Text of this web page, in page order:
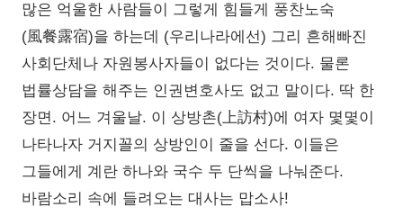
많은 억울한 사람들이 그렇게 힘들게 풍찬노숙
(風餐露宿)을 하는데 (우리나라에선) 그리 흔해빠진
사회단체나 자원봉사자들이 없다는 것이다. 물론
법률상담을 해주는 인권변호사도 없고 말이다. 딱 한
장면. 어느 겨울날. 이 상방촌(上訪村)에 여자 몇몇이
나타나자 거지꼴의 상방인이 줄을 선다. 이들은
그들에게 계란 하나와 국수 두 단씩을 나눠준다.
바람소리 속에 들려오는 대사는 맙소사!